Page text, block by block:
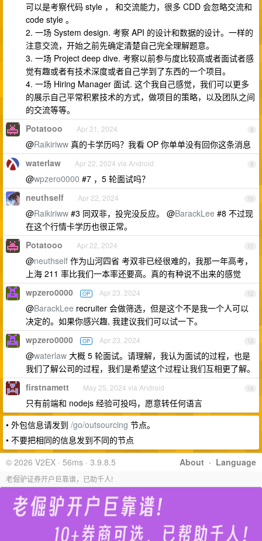
可以是考察代码 style ， 和交流能力，很多 CDD 会忽略交流和
code style 。
2. 一场 System design. 考察 API 的设计和数据的设计。一样的
注意交流，开始之前先确定清楚自己完全理解题意。
3. 一场 Project deep dive. 考察以前参与度比较高或者面试者感
觉有趣或者有技术深度或者自己学到了东西的一个项目。
4. 一场 Hiring Manager 面试. 这个我自己感觉，我们可以更多
的展示自己平常积累技术的方式，做项目的策略，以及团队之间
的交流等等。
8
Potatooo Apr 21, 2024
@Raikiriww 真的卡学历吗？我看 OP 你单单没有回你这条消息
9
waterlaw Apr 22, 2024 via Android
@wpzero0000 #7 ，5 轮面试吗？
10
neuthself Apr 22, 2024
@Raikiriww #3 同双非，投完没反应。 @BarackLee #8 不过现
在这个行情卡学历也很正常。
11
Potatooo Apr 22, 2024
@neuthself 作为山河四省 考双非已经很难的，我那一年高考，
上海 211 率比我们一本率还要高。真的有种说不出来的感觉
12
wpzero0000 OP Apr 23, 2024
@BarackLee recruiter 会做筛选，但是这个不是我一个人可以
决定的。如果你感兴趣, 我建议我们可以试一下。
13
wpzero0000 OP Apr 23, 2024
@waterlaw 大概 5 轮面试。请理解，我认为面试的过程，也是
我们了解公司的过程，我们是希望这个过程让我们互相更了解。
14
firstnamett May 25, 2024 via Android
只有前端和 nodejs 经验可投吗，愿意转任何语言
• 外包信息请发到 /go/outsourcing 节点。
• 不要把相同的信息发到不同的节点
About · Language
© 2026 V2EX · 56ms · 3.9.8.5
老倔驴证券开户巨靠谱，已助千人!